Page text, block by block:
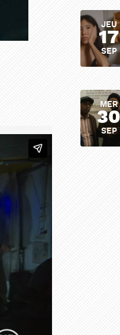
JEU
17
SEP
MER
30
SEP